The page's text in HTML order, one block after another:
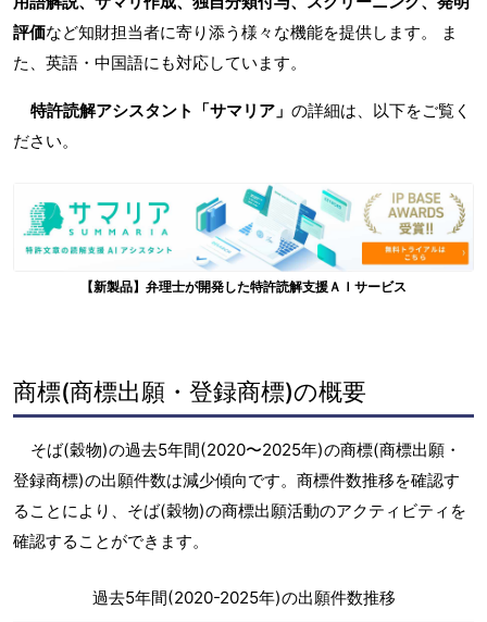
評価など知財担当者に寄り添う様々な機能を提供します。 ま
た、英語・中国語にも対応しています。
特許読解アシスタント「サマリア」 の詳細は、以下をご覧く
ださい。
【新製品】弁理士が開発した特許読解支援ＡＩサービス
商標(商標出願・登録商標)の概要
そば(穀物)の過去5年間(2020〜2025年)の商標(商標出願・
登録商標)の出願件数は減少傾向です。商標件数推移を確認す
ることにより、そば(穀物)の商標出願活動のアクティビティを
確認することができます。
過去5年間(2020-2025年)の出願件数推移